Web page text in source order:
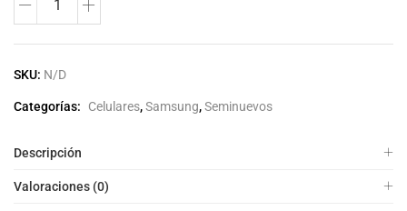
SKU: N/D
Categorías: Celulares,Samsung,Seminuevos
Descripción
Valoraciones (0)